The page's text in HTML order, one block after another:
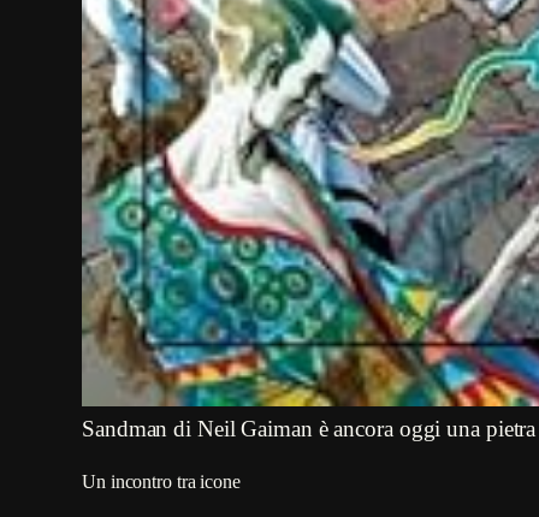
Sandman di Neil Gaiman è ancora oggi una
Un incontro tra icone